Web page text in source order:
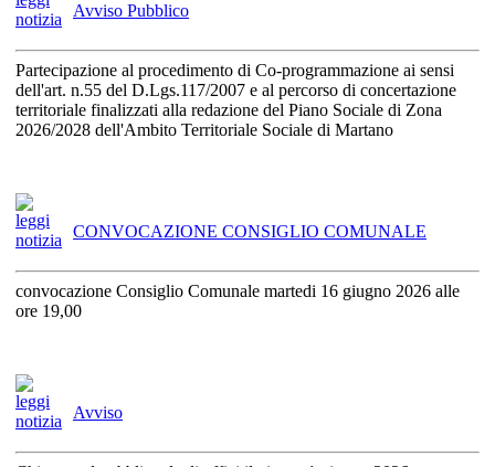
Avviso Pubblico
Partecipazione al procedimento di Co-programmazione ai sensi
dell'art. n.55 del D.Lgs.117/2007 e al percorso di concertazione
territoriale finalizzati alla redazione del Piano Sociale di Zona
2026/2028 dell'Ambito Territoriale Sociale di Martano
CONVOCAZIONE CONSIGLIO COMUNALE
convocazione Consiglio Comunale martedi 16 giugno 2026 alle
ore 19,00
Avviso